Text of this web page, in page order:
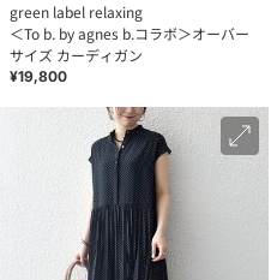
green label relaxing
＜To b. by agnes b.コラボ＞オーバー
サイズ カーディガン
¥19,800